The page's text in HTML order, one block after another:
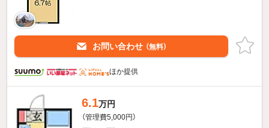
お問い合わせ （無料）
ほか提供
6.1万円
（管理費5,000円）